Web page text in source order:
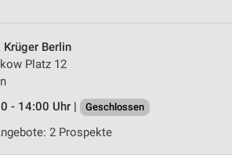
Krüger Berlin
Platz 12
- 14:00 Uhr |
Geschlossen
2 Prospekte